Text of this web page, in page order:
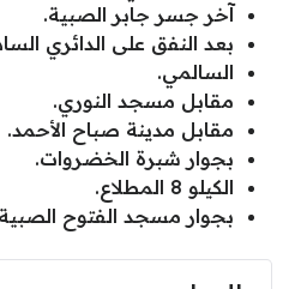
آخر جسر جابر الصبية.
بعد النفق على الدائري
السالمي.
مقابل مسجد النوري.
مقابل مدينة صباح الأحمد.
بجوار شبرة الخضروات.
الكيلو 8 المطلاع.
بجوار مسجد الفتوح